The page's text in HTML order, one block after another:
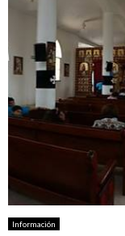
Información